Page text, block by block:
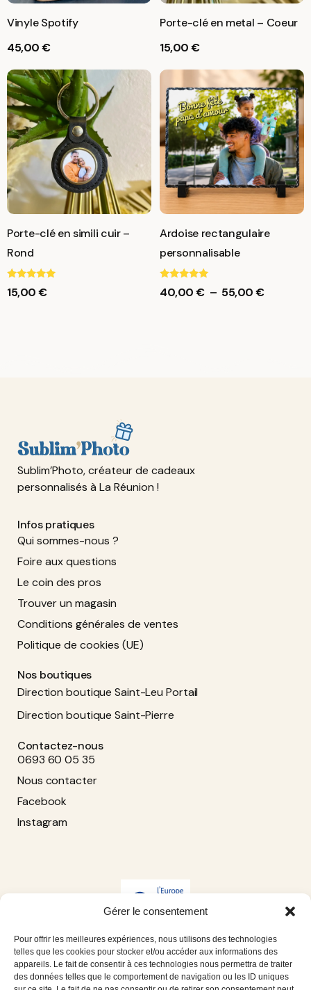
Gérer le consentement
Pour offrir les meilleures expériences, nous utilisons des technologies
telles que les cookies pour stocker et/ou accéder aux informations des
appareils. Le fait de consentir à ces technologies nous permettra de traiter
des données telles que le comportement de navigation ou les ID uniques
Vinyle Spotify
45,00€
Porte-clé en metal – Coeur
15,00€
Porte-clé en simili cuir –
Rond
Note
5.00
15,00€
Ardoise rectangulaire
personnalisable
Note
5.00
40,00€ – 55,00€
Sublim’Photo, créateur de cadeaux
personnalisés à La Réunion !
Infos pratiques
Qui sommes-nous ?
Foire aux questions
Le coin des pros
Trouver un magasin
Conditions générales de ventes
Politique de cookies (UE)
Nos boutiques
Direction boutique Saint-Leu Portail
Direction boutique Saint-Pierre
Contactez-nous
0693 60 05 35
Nous contacter
Facebook
Instagram